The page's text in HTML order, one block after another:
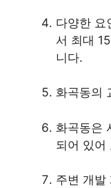
다양한 요
서 최대
니다.
화곡동의
화곡동은
되어 있어
주변 개발